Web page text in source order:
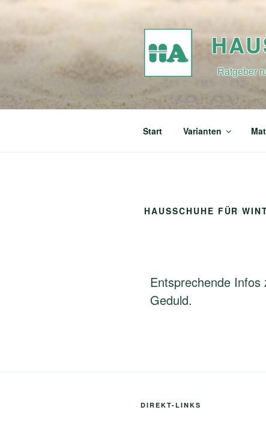
Ratgeber
Start Varianten
HAUSSCHUHE FÜR
Entsprechende
Geduld.
DIREKT-LINKS